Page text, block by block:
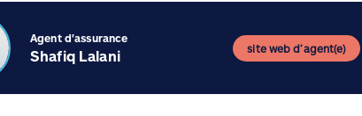
Agent d'assurance
Shafiq Lalani site web d’agent(e)